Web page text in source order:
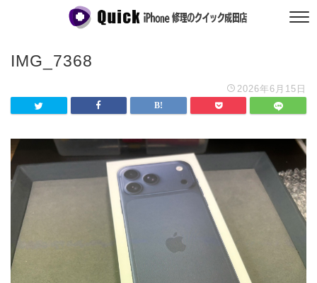
IMG_7368
2026年6月15日